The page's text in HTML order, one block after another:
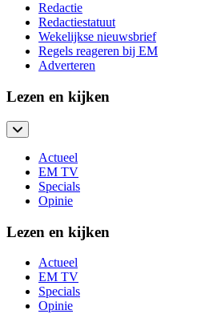
Redactie
Redactiestatuut
Wekelijkse nieuwsbrief
Regels reageren bij EM
Adverteren
Lezen en kijken
Actueel
EM TV
Specials
Opinie
Lezen en kijken
Actueel
EM TV
Specials
Opinie